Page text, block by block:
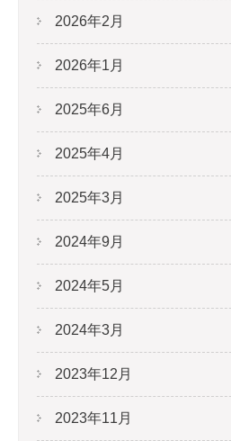
2026年2月
2026年1月
2025年6月
2025年4月
2025年3月
2024年9月
2024年5月
2024年3月
2023年12月
2023年11月